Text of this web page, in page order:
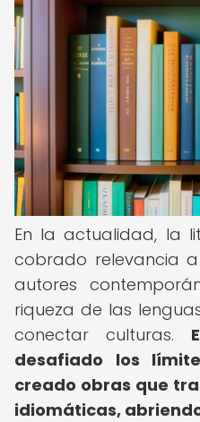
En la actualidad, la
cobrado relevancia
autores
riqueza de las
conectar culturas.
desafiado los
creado obras que
idiomáticas,